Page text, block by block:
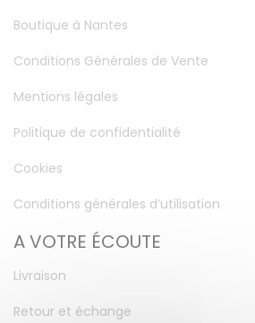
Boutique à Nantes
Conditions Générales de Vente
Mentions légales
Politique de confidentialité
Cookies
Conditions générales d’utilisation
A VOTRE ÉCOUTE
Livraison
Retour et échange